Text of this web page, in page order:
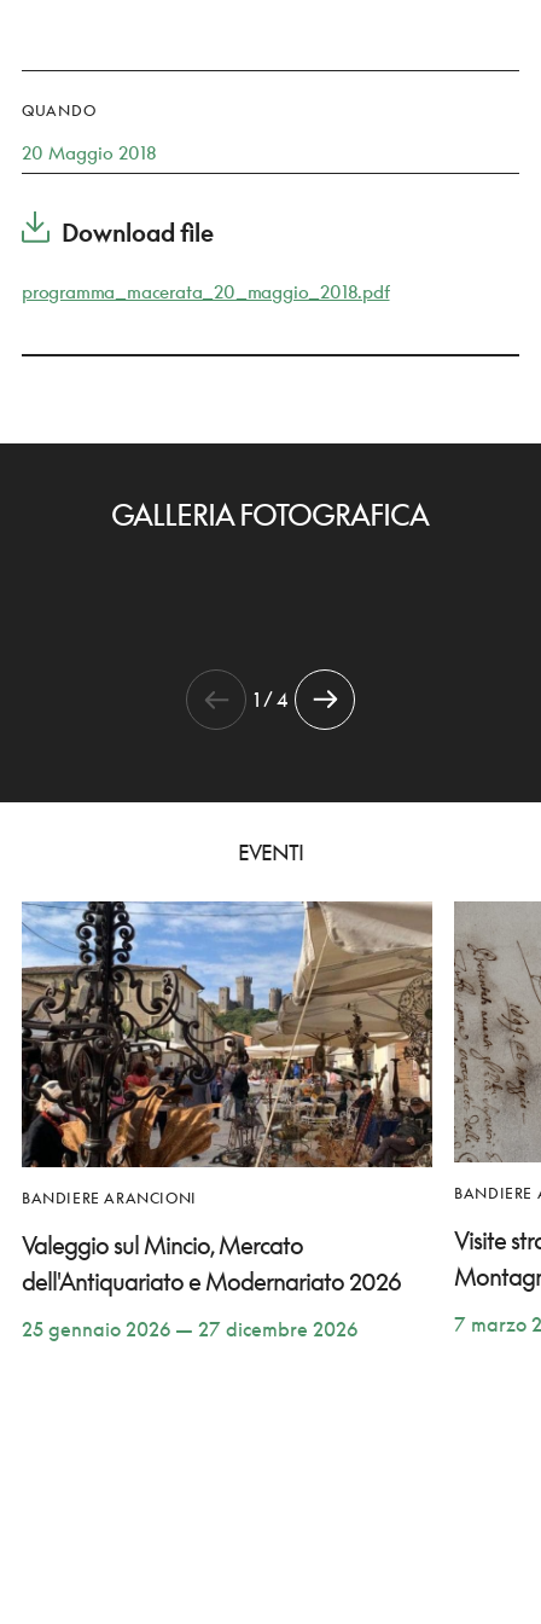
QUANDO
20 Maggio 2018
Download file
programma_macerata_20_maggio_2018.pdf
GALLERIA FOTOGRAFICA
1 / 4
EVENTI
BANDIERE ARANCIONI
Valeggio sul Mincio, Mercato
dell'Antiquariato e Modernariato 2026
25 gennaio 2026 — 27 dicembre 2026
BANDIERE
Visite
7 marzo